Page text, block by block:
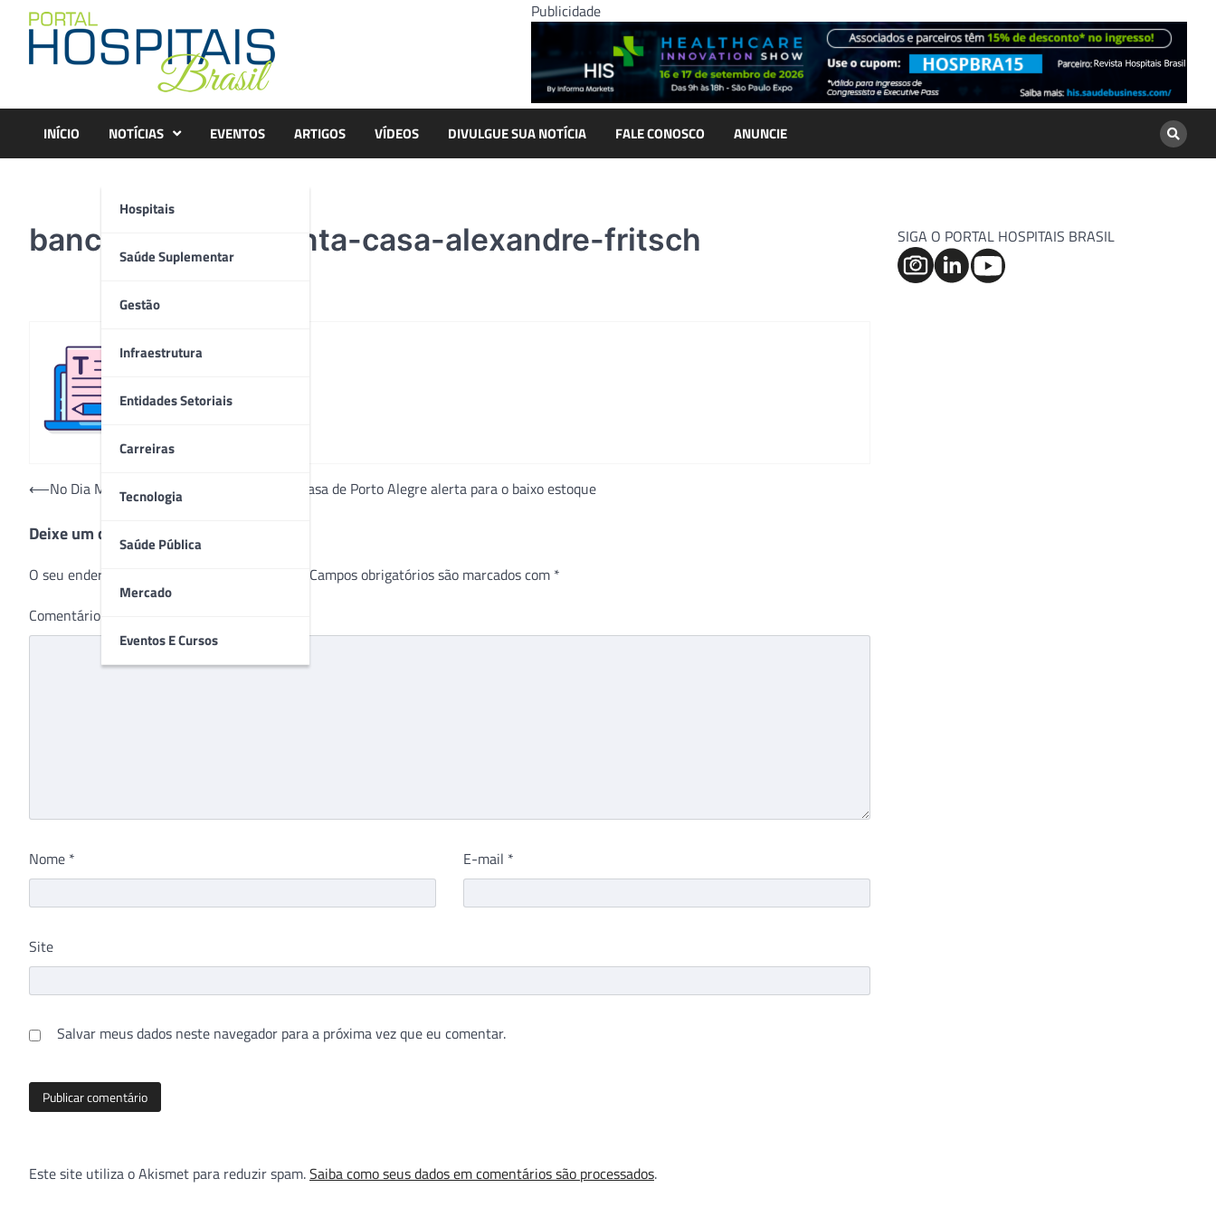
content
Publicidade
INÍCIO NOTÍCIAS
Hospitais
Saúde Suplementar
Gestão
Infraestrutura
Entidades Setoriais
Carreiras
Tecnologia
Saúde Pública
Mercado
Eventos E Cursos
EVENTOS ARTIGOS VÍDEOS DIVULGUE SUA NOTÍCIA FALE CONOSCO ANUNCIE
banco-de-leite-santa-casa-alexandre-fritsch
Navegação
Post
⟵No Dia Mundial do Leite Humano, Santa Casa de Porto Alegre alerta para o baixo estoque
Deixe um comentário
O seu endereço de e-mail não será publicado. Campos obrigatórios são marcados com *
Comentário
Nome * E-mail *
Site
Salvar meus dados neste navegador para a próxima vez que eu comentar.
Este site utiliza o Akismet para reduzir spam.Saiba como seus dados em comentários são processados.
SIGA O PORTAL HOSPITAIS BRASIL